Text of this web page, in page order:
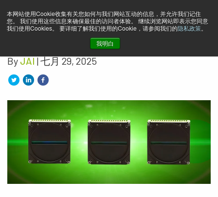
本网站使用Cookie收集有关您如何与我们网站互动的信息，并允许我们记住
您。 我们使用这些信息来确保最佳的访问者体验。 继续浏览网站即表示您同意
我们使用Cookies。 要详细了解我们使用的Cookie，请参阅我们的隐私政策。
我明白
全新8K三线性、8K单色及16K
单色线扫描相机震撼登场！
ByJAI| 七月 29, 2025